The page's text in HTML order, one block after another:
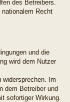
des Betreibers.
Recht
und die
wird dem Nutzer
widersprechen. Im
dem Betreiber und
sofortiger Wirkung.